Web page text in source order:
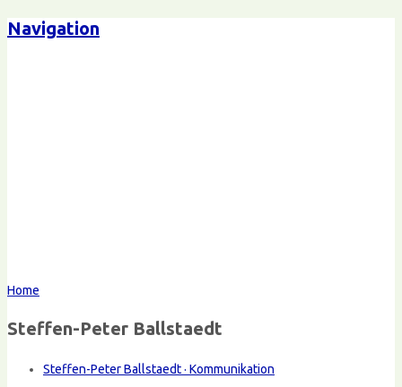
Navigation
Home
Steffen-Peter Ballstaedt
Steffen-Peter Ballstaedt · Kommunikation